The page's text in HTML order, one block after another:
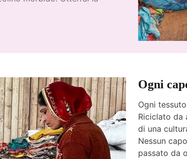
Ogni
Ogni
Riciclato da
di una
Nessun
passato da